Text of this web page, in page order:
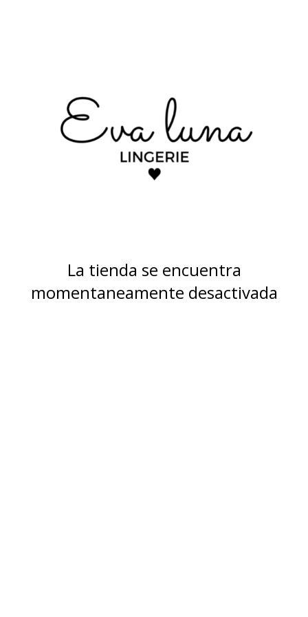
La tienda se encuentra
momentaneamente desactivada